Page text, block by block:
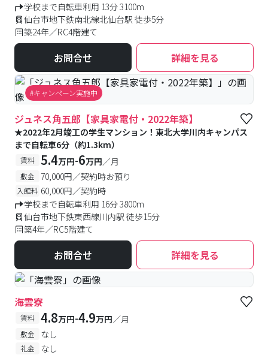
学校まで自転車利用 13分 3100m
仙台市地下鉄南北線北仙台駅 徒歩5分
築24年／RC4階建て
お問合せ 詳細を見る
#キャンペーン実施中
ジュネス角五郎【家具家電付・2022年築】
★2022年2月竣工の学生マンション！東北大学川内キャンパス
まで自転車6分（約1.3km）
賃料 5.4万円-6万円／月
敷金 70,000円／契約時お預り
入館料 60,000円／契約時
学校まで自転車利用 16分 3800m
仙台市地下鉄東西線川内駅 徒歩15分
築4年／RC5階建て
お問合せ 詳細を見る
海雲寮
賃料 4.8万円-4.9万円／月
敷金 なし
礼金
なし